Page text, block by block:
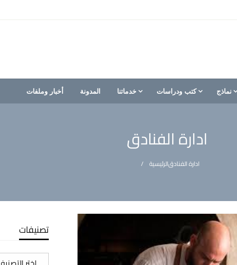
نماذج كتب ودراسات خدماتنا المدونة أخبار وملفات
ادارة الفنادق
الرئيسيةادارة الفنادق
تصنيفات
تصنيفات